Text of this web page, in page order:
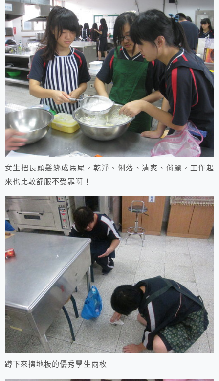
女生把長頭髮綁成馬尾，乾淨、俐落、清爽、俏麗，工作起
來也比較舒服不受罪啊！
蹲下來擦地板的優秀學生兩枚